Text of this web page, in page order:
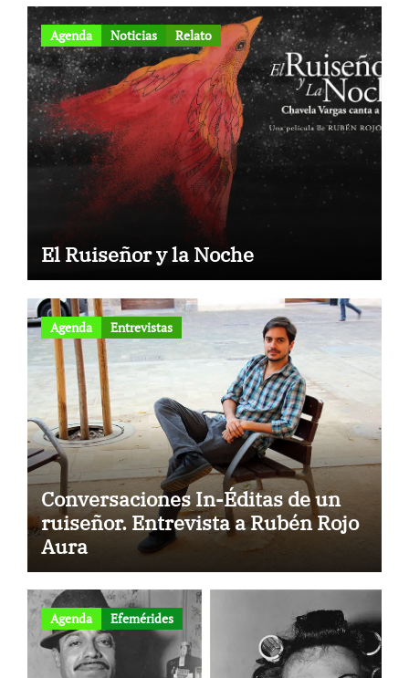
Agenda Noticias Relato
El Ruiseñor y la Noche
Agenda Entrevistas
Conversaciones In-Éditas de un
ruiseñor. Entrevista a Rubén Rojo
Aura
Agenda Efemérides